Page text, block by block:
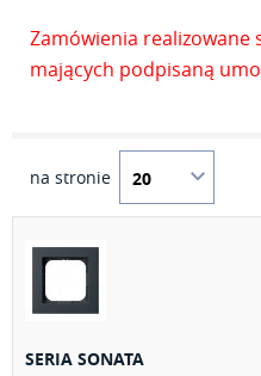
Zamówienia
mających podpisaną
na stronie
SERIA SONATA